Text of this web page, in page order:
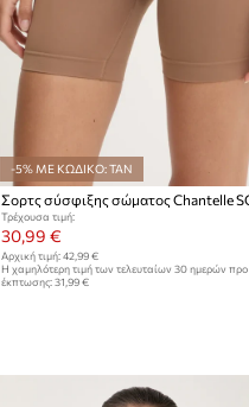
-5% ΜΕ ΚΩΔΙΚΟ: TAN
Τρέχουσα τιμή:
30,99 €
Αρχική τιμή: 42,99 €
Η χαμηλότερη τιμή των τελευταίων 30 ημερών προ
έκπτωσης: 31,99 €